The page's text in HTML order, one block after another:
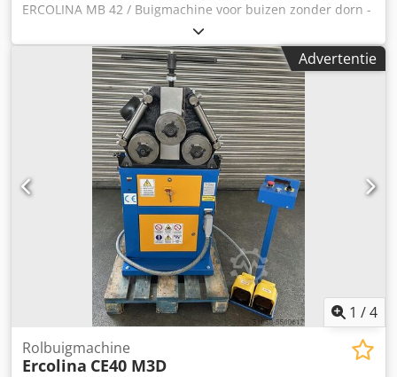
ERCOLINA MB 42 / Buigmachine voor buizen zonder dorn -
CE-markering -Bouwjaar 2009 -Buigcapaciteit / stalen buis
42,4 x 3 mm -Max. buisdiameter aluminium / koper 54 x 2
mm -Buigcapaciteit buis voor meubelbouw 48 x 1,5 mm -
Vol materiaal tot 30 mm -Max. buighoek 210 graden -
Elektronische besturing met digitale weergave -Max. 30 x
programmageheugen -Programma's met 9 x buigingen -
Overbelastingsbeveiliging / Ja -Bediening: dubbel
voetpedaal (buigen - terugdraaien) -Max. buigsnelheid
2U/min -Inclusief 1 x gereedschap -1,1 kW -Voetschakelaar
-Documentatie Afmetingen: L x B x H 0,5 x 0,6 x 1,2 meter /
Gewicht 100 kg Dsdpfxjznm Nfj Agusck Fouten en
wijzigingen voorbehouden.
Advertentie
1 /4
Rolbuigmachine
Ercolina CE40 M3D